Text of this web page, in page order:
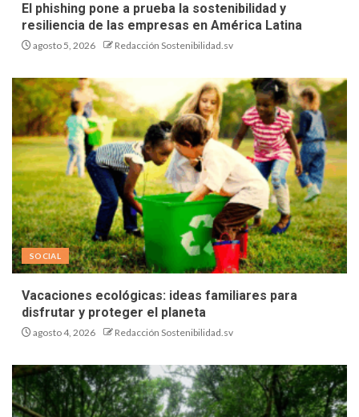
El phishing pone a prueba la sostenibilidad y
resiliencia de las empresas en América Latina
agosto 5, 2026 Redacción Sostenibilidad.sv
SOCIAL
Vacaciones ecológicas: ideas familiares para
disfrutar y proteger el planeta
agosto 4, 2026 Redacción Sostenibilidad.sv